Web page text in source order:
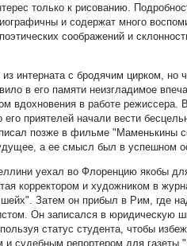
только к рисованию.
и содержат много
соображений и
интерната с бродячим цирком, но
в его памяти неизгладимое
вдохновения в работе режиссера.
его приятелей начали вести
позже в фильме "Маменькины
а ее смысл был в успешном
уехал во Флоренцию якобы
корректором и художником в
Затем он прибыл в Рим, где
Он записался в юридическую
статус студента, чтобы
и судебным репортером для газеты